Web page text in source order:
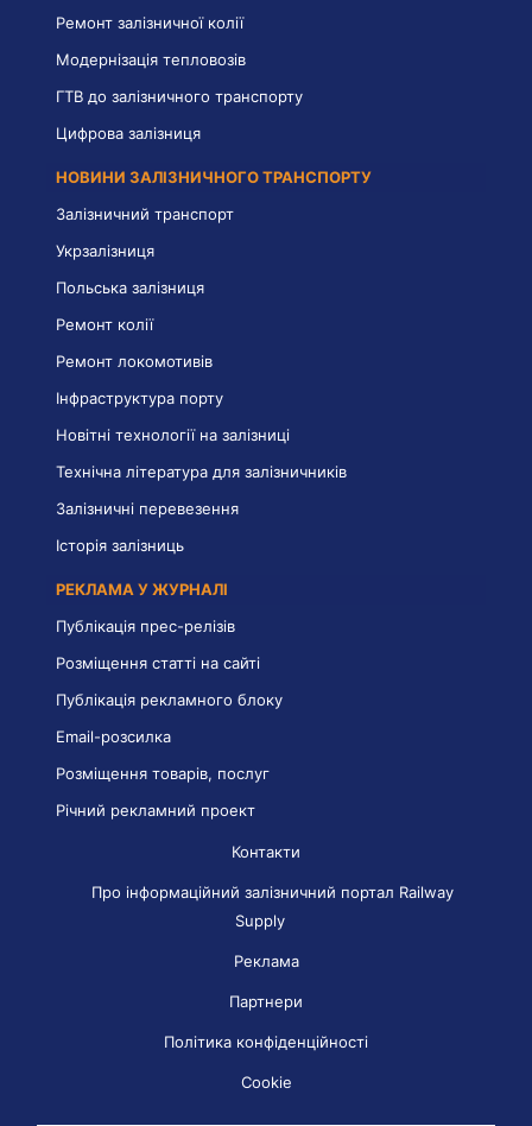
Ремонт залізничної колії
Модернізація тепловозів
ГТВ до залізничного транспорту
Цифрова залізниця
НОВИНИ ЗАЛІЗНИЧНОГО ТРАНСПОРТУ
Залізничний транспорт
Укрзалізниця
Польська залізниця
Ремонт колії
Ремонт локомотивів
Інфраструктура порту
Новітні технології на залізниці
Технічна література для залізничників
Залізничні перевезення
Історія залізниць
РЕКЛАМА У ЖУРНАЛІ
Публікація прес-релізів
Розміщення статті на сайті
Публікація рекламного блоку
Email-розсилка
Розміщення товарів, послуг
Річний рекламний проект
Контакти
Про інформаційний залізничний портал Railway
Supply
Реклама
Партнери
Політика конфіденційності
Cookie